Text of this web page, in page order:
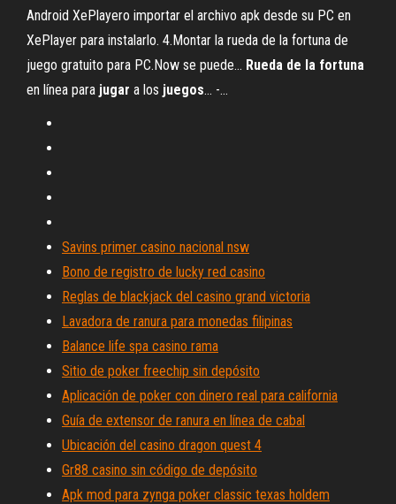
Android XePlayero importar el archivo apk desde su PC en
XePlayer para instalarlo. 4.Montar la rueda de la fortuna de
juego gratuito para PC.Now se puede... Rueda de la fortuna
en línea para jugar a los juegos... -…
Savins primer casino nacional nsw
Bono de registro de lucky red casino
Reglas de blackjack del casino grand victoria
Lavadora de ranura para monedas filipinas
Balance life spa casino rama
Sitio de poker freechip sin depósito
Aplicación de poker con dinero real para california
Guía de extensor de ranura en línea de cabal
Ubicación del casino dragon quest 4
Gr88 casino sin código de depósito
Apk mod para zynga poker classic texas holdem